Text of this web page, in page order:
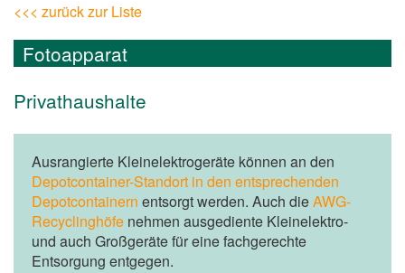
<<< zurück zur Liste
Fotoapparat
Privathaushalte
Ausrangierte Kleinelektrogeräte können an den
Depotcontainer-Standort in den entsprechenden
Depotcontainern entsorgt werden. Auch dieAWG-
Recyclinghöfe nehmen ausgediente Kleinelektro-
und auch Großgeräte für eine fachgerechte
Entsorgung entgegen.